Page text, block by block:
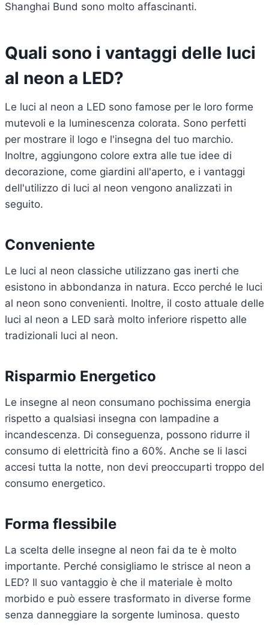
Shanghai Bund sono molto affascinanti.
Quali sono i vantaggi delle luci
al neon a LED?
Le luci al neon a LED sono famose per le loro forme
mutevoli e la luminescenza colorata. Sono perfetti
per mostrare il logo e l'insegna del tuo marchio.
Inoltre, aggiungono colore extra alle tue idee di
decorazione, come giardini all'aperto, e i vantaggi
dell'utilizzo di luci al neon vengono analizzati in
seguito.
Conveniente
Le luci al neon classiche utilizzano gas inerti che
esistono in abbondanza in natura. Ecco perché le luci
al neon sono convenienti. Inoltre, il costo attuale delle
luci al neon a LED sarà molto inferiore rispetto alle
tradizionali luci al neon.
Risparmio Energetico
Le insegne al neon consumano pochissima energia
rispetto a qualsiasi insegna con lampadine a
incandescenza. Di conseguenza, possono ridurre il
consumo di elettricità fino a 60%. Anche se li lasci
accesi tutta la notte, non devi preoccuparti troppo del
consumo energetico.
Forma flessibile
La scelta delle insegne al neon fai da te è molto
importante. Perché consigliamo le strisce al neon a
LED? Il suo vantaggio è che il materiale è molto
morbido e può essere trasformato in diverse forme
senza danneggiare la sorgente luminosa. questo